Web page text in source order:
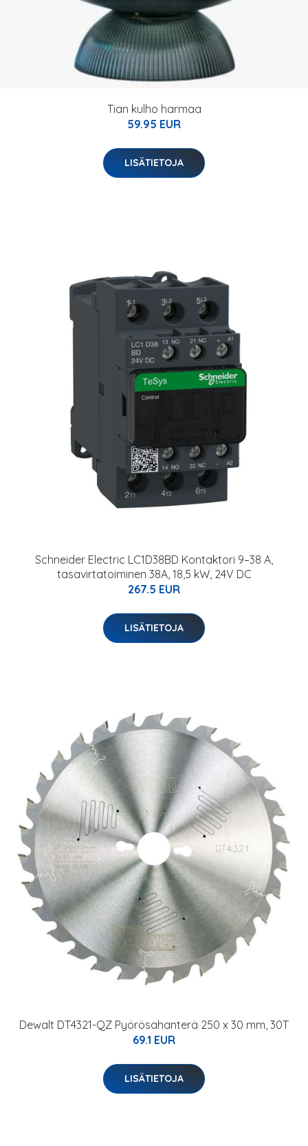
Tian kulho harmaa
59.95 EUR
LISÄTIETOJA
Schneider Electric LC1D38BD Kontaktori 9–38 A,
tasavirtatoiminen 38A, 18,5 kW, 24V DC
267.5 EUR
LISÄTIETOJA
Dewalt DT4321-QZ Pyörösahanterä 250 x 30 mm, 30T
69.1 EUR
LISÄTIETOJA